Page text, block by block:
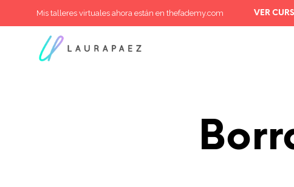
Mis talleres virtuales ahora están en thefademy.com VER